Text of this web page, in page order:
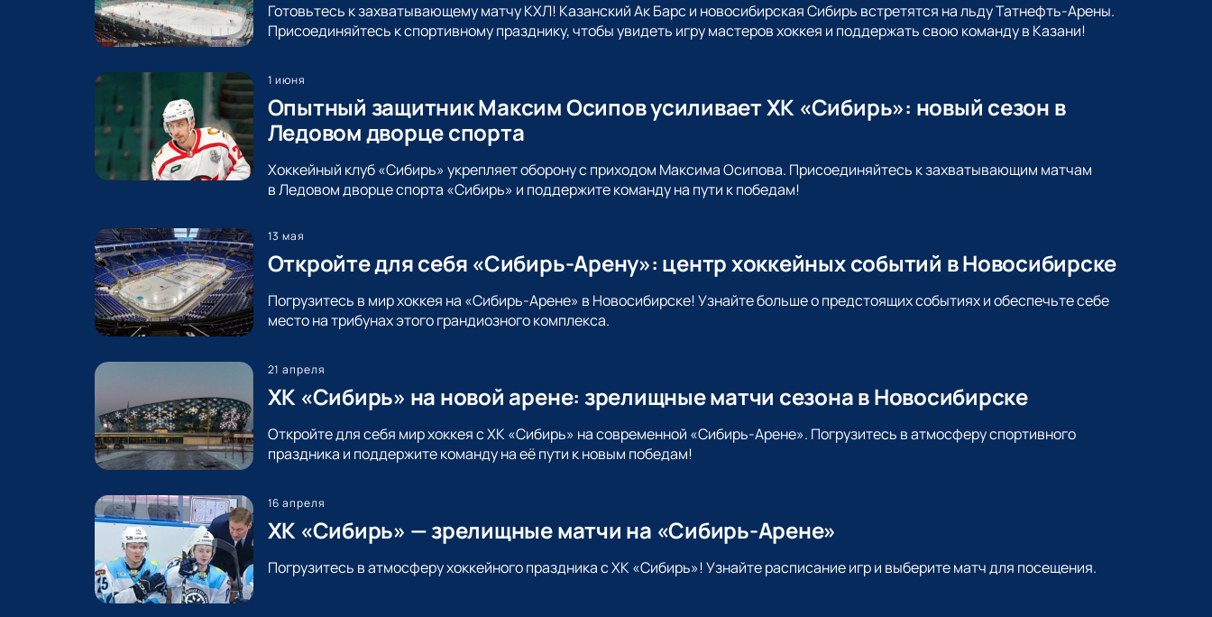
Готовьтесь к захватывающему матчу КХЛ! Казанский Ак Барс и новосибирская Сибирь встретятся на льду Татнефть-Арены.
Присоединяйтесь к спортивному празднику, чтобы увидеть игру мастеров хоккея и поддержать свою команду в Казани!
1 июня
Опытный защитник Максим Осипов усиливает ХК «Сибирь»: новый сезон в
Ледовом дворце спорта
Хоккейный клуб «Сибирь» укрепляет оборону с приходом Максима Осипова. Присоединяйтесь к захватывающим матчам
в Ледовом дворце спорта «Сибирь» и поддержите команду на пути к победам!
13 мая
Откройте для себя «Сибирь-Арену»: центр хоккейных событий в Новосибирске
Погрузитесь в мир хоккея на «Сибирь-Арене» в Новосибирске! Узнайте больше о предстоящих событиях и обеспечьте себе
место на трибунах этого грандиозного комплекса.
21 апреля
ХК «Сибирь» на новой арене: зрелищные матчи сезона в Новосибирске
Откройте для себя мир хоккея с ХК «Сибирь» на современной «Сибирь-Арене». Погрузитесь в атмосферу спортивного
праздника и поддержите команду на её пути к новым победам!
16 апреля
ХК «Сибирь» — зрелищные матчи на «Сибирь-Арене»
Погрузитесь в атмосферу хоккейного праздника с ХК «Сибирь»! Узнайте расписание игр и выберите матч для посещения.